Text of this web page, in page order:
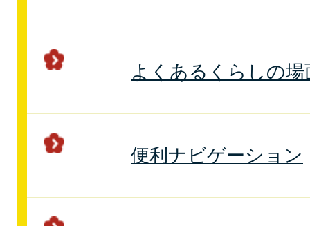
よくあるくらしの場
便利ナビゲーション